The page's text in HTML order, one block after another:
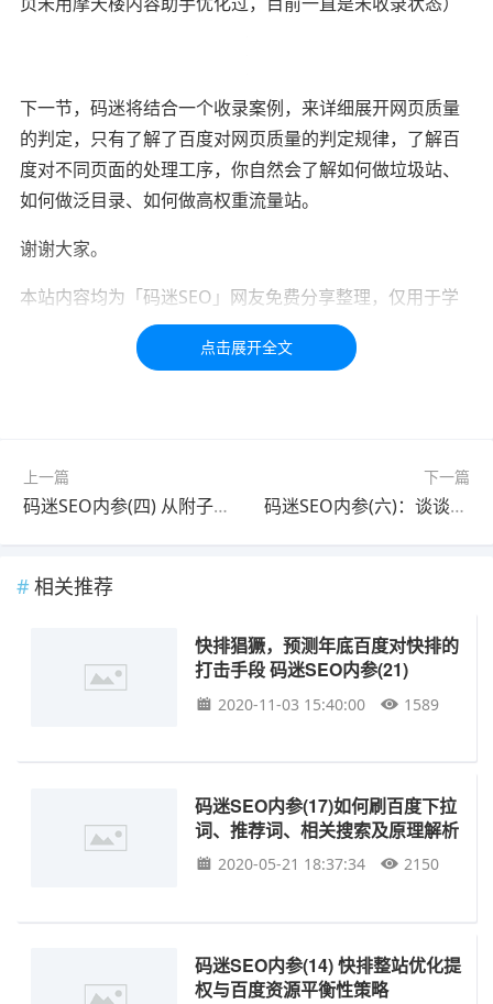
下一节，码迷将结合一个收录案例，来详细展开网页质量
的判定，只有了解了百度对网页质量的判定规律，了解百
度对不同页面的处理工序，你自然会了解如何做垃圾站、
如何做泛目录、如何做高权重流量站。
谢谢大家。
本站内容均为「码迷SEO」网友免费分享整理，仅用于学
习交流，如有疑问，请联系我们48小时处理！！！！
上一篇
码迷SEO内参(四) 从附子SEO流量站套路到百度资源分配策略解析
下一篇
码迷SEO内参(六)：谈谈百度对快速排名的打击手段
相关推荐
快排猖獗，预测年底百度对快排的
打击手段 码迷SEO内参(21)
2020-11-03 15:40:00 1589
码迷SEO内参(17)如何刷百度下拉
词、推荐词、相关搜索及原理解析
2020-05-21 18:37:34 2150
码迷SEO内参(14) 快排整站优化提
权与百度资源平衡性策略